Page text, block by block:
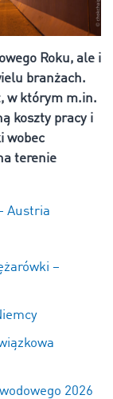
Roku, ale i
branżach.
w którym m.in.
koszty pracy i
wobec
terenie
Austria
–
2026